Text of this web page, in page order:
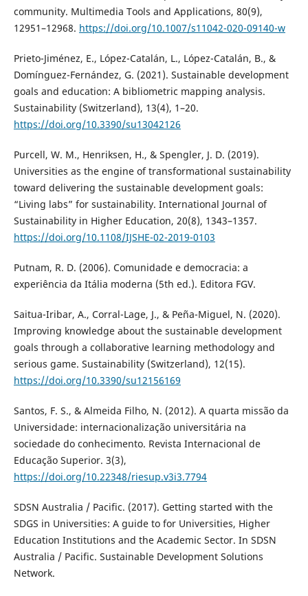
community. Multimedia Tools and Applications, 80(9),
12951–12968. https://doi.org/10.1007/s11042-020-09140-w
Prieto-Jiménez, E., López-Catalán, L., López-Catalán, B., &
Domínguez-Fernández, G. (2021). Sustainable development
goals and education: A bibliometric mapping analysis.
Sustainability (Switzerland), 13(4), 1–20.
https://doi.org/10.3390/su13042126
Purcell, W. M., Henriksen, H., & Spengler, J. D. (2019).
Universities as the engine of transformational sustainability
toward delivering the sustainable development goals:
“Living labs” for sustainability. International Journal of
Sustainability in Higher Education, 20(8), 1343–1357.
https://doi.org/10.1108/IJSHE-02-2019-0103
Putnam, R. D. (2006). Comunidade e democracia: a
experiência da Itália moderna (5th ed.). Editora FGV.
Saitua-Iribar, A., Corral-Lage, J., & Peña-Miguel, N. (2020).
Improving knowledge about the sustainable development
goals through a collaborative learning methodology and
serious game. Sustainability (Switzerland), 12(15).
https://doi.org/10.3390/su12156169
Santos, F. S., & Almeida Filho, N. (2012). A quarta missão da
Universidade: internacionalização universitária na
sociedade do conhecimento. Revista Internacional de
Educação Superior. 3(3),
https://doi.org/10.22348/riesup.v3i3.7794
SDSN Australia / Pacific. (2017). Getting started with the
SDGS in Universities: A guide to for Universities, Higher
Education Institutions and the Academic Sector. In SDSN
Australia / Pacific. Sustainable Development Solutions
Network.